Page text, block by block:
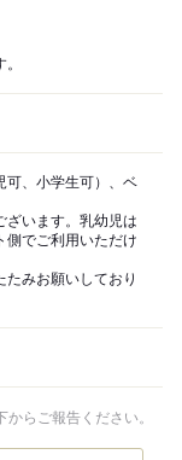
可、小学生可）、ベ
ざいます。乳幼児は
側でご利用いただけ
みお願いしており
らご報告ください。